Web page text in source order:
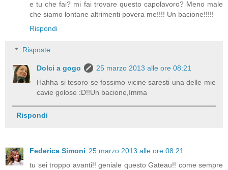
e tu che fai? mi fai trovare questo capolavoro? Meno male
che siamo lontane altrimenti povera me!!!! Un bacione!!!!!
Rispondi
Risposte
Dolci a gogo
25 marzo 2013 alle ore 08:21
Hahha si tesoro se fossimo vicine saresti una delle mie
cavie golose :D!!Un bacione,Imma
Rispondi
Federica Simoni 25 marzo 2013 alle ore 08:21
tu sei troppo avanti!! geniale questo Gateau!! come sempre